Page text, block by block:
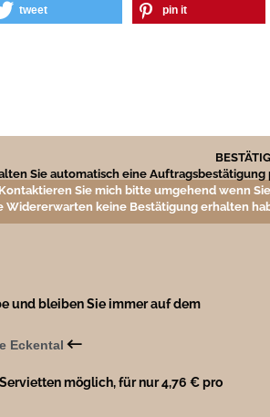
tweet pin it
Sie automatisch eine
Kontaktieren Sie mich bitte umgehend wenn
Widererwarten keine Bestätigung erhalten
und bleiben Sie immer auf dem
Eckental ←
möglich, für nur 4,76 € pro